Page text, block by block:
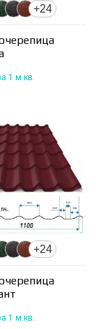
+24
1 м.кв.
+24
1 м.кв.